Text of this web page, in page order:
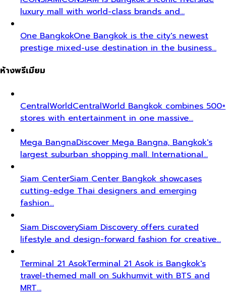
luxury mall with world-class brands and…
One BangkokOne Bangkok is the city's newest
prestige mixed-use destination in the business…
ห้างพรีเมียม
CentralWorldCentralWorld Bangkok combines 500+
stores with entertainment in one massive…
Mega BangnaDiscover Mega Bangna, Bangkok's
largest suburban shopping mall. International…
Siam CenterSiam Center Bangkok showcases
cutting-edge Thai designers and emerging
fashion…
Siam DiscoverySiam Discovery offers curated
lifestyle and design-forward fashion for creative…
Terminal 21 AsokTerminal 21 Asok is Bangkok's
travel-themed mall on Sukhumvit with BTS and
MRT…